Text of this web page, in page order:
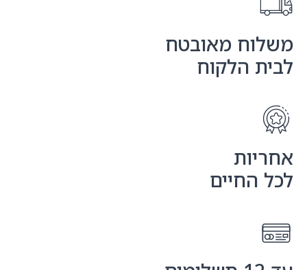
משלוח מאובטח
לבית הלקוח
אחריות
לכל החיים